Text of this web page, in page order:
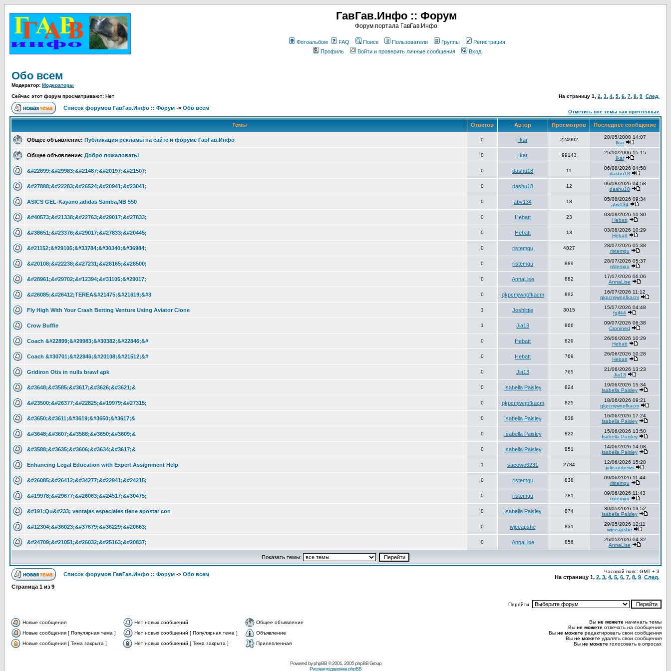
ГавГав.Инфо :: Форум
Форум портала ГавГав.Инфо
Фотоальбом FAQ Поиск Пользователи Группы
Регистрация
Профиль
Войти и проверить личные сообщения Вход
Обо всем
Модератор: Модераторы
Сейчас этот форум просматривают: Нет
На страницу 1 2 3 4 5 6 7 8 9 След.
Список форумов ГавГав.Инфо :: Форум -> Обо всем
Отметить все темы как прочтённые
Темы Ответов Автор Просмотров Последнее сообщение
Общее объявление: Публикация рекламы на сайте и форуме ГавГав.Инфо 0 Ikar 224902
28/05/2008 14:07
Ikar
Общее объявление: Добро пожаловать! 0 Ikar 99143
25/10/2006 15:15
Ikar
&#22899;&#29983;&#21487;&#20197;&#21507; 0 dashu18 11
06/08/2026 04:58
dashu18
&#27888;&#22283;&#26524;&#20941;&#23041; 0 dashu18 12
06/08/2026 04:58
dashu18
ASICS GEL-Kayano,adidas Samba,NB 550 0 abv134 18
05/08/2026 09:34
abv134
&#40573;&#21338;&#22763;&#29017;&#27833; 0 Hebatt 23
03/08/2026 10:30
Hebatt
&#38651;&#23376;&#29017;&#27833;&#20445; 0 Hebatt 13
03/08/2026 10:29
Hebatt
&#21152;&#29105;&#33784;&#30340;&#36984; 0 ristemqu 4827
28/07/2026 05:38
ristemqu
&#20108;&#22238;&#27231;&#28165;&#28500; 0 ristemqu 889
28/07/2026 05:37
ristemqu
&#28961;&#29702;&#12394;&#31105;&#29017; 0 AnnaLise 882
17/07/2026 06:06
AnnaLise
&#26085;&#26412;TEREA&#21475;&#21619;&#3 0 qkpcmjwnpfkacm 892
16/07/2026 11:12
qkpcmjwnpfkacm
Fly High With Your Crash Betting Venture Using Aviator Clone 1 Joshlittle 3015
15/07/2026 04:48
fgjf44
Crow Buffie 1 Jia13 866
09/07/2026 06:38
Cronined
Coach &#22899;&#29983;&#30382;&#22846;&# 0 Hebatt 829
26/06/2026 10:29
Hebatt
Coach &#30701;&#22846;&#20108;&#21512;&# 0 Hebatt 769
26/06/2026 10:28
Hebatt
Gridiron Otis in nulls brawl apk 0 Jia13 765
21/06/2026 13:23
Jia13
&#3648;&#3585;&#3617;&#3626;&#3621;& 0 Isabella Paisley 824
19/06/2026 15:34
Isabella Paisley
&#23500;&#26377;&#22825;&#19979;&#27315; 0 qkpcmjwnpfkacm 825
18/06/2026 09:21
qkpcmjwnpfkacm
&#3650;&#3611;&#3619;&#3650;&#3617;& 0 Isabella Paisley 838
16/06/2026 17:24
Isabella Paisley
&#3648;&#3607;&#3588;&#3650;&#3609;& 0 Isabella Paisley 822
15/06/2026 13:50
Isabella Paisley
&#3588;&#3635;&#3606;&#3634;&#3617;& 0 Isabella Paisley 851
14/06/2026 14:08
Isabella Paisley
Enhancing Legal Education with Expert Assignment Help 1 sacowe6231 2784
12/06/2026 15:28
julieandrews
&#26085;&#26412;&#34277;&#22941;&#24215; 0 ristemqu 838
09/06/2026 11:44
ristemqu
&#19978;&#29677;&#26063;&#24517;&#30475; 0 ristemqu 781
09/06/2026 11:43
ristemqu
&#191;Qu&#233; ventajas especiales tiene apostar con 0 Isabella Paisley 874
30/05/2026 13:52
Isabella Paisley
&#12304;&#36023;&#37679;&#36229;&#20663; 0 wjeeapshe 831
29/05/2026 12:11
wjeeapshe
&#24709;&#21051;&#26032;&#25163;&#20837; 0 AnnaLise 856
26/05/2026 04:32
AnnaLise
Показать темы:
Список форумов ГавГав.Инфо :: Форум -> Обо всем Часовой пояс: GMT + 3
На страницу 1, 2, 3, 4, 5, 6, 7, 8, 9 След.
Страница 1 из 9
Перейти:
Новые сообщения Нет новых сообщений
Общее объявление
Новые сообщения [ Популярная тема ]
Нет новых сообщений [ Популярная тема ]
Объявление
Новые сообщения [ Тема закрыта ]
Нет новых сообщений [ Тема закрыта ] Прилепленная
Вы не можете начинать темы
Вы не можете отвечать на сообщения
Вы не можете редактировать свои сообщения
Вы не можете удалять свои сообщения
Вы не можете голосовать в опросах
Powered byphpBB© 2001, 2005 phpBB Group
Русская поддержка phpBB